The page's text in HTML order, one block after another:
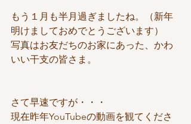
もう１月も半月過ぎましたね。（新年
明けましておめでとうございます）
写真はお友だちのお家にあった、かわ
いい干支の皆さま。
さて早速ですが・・・
現在昨年YouTubeの動画を観てくださ